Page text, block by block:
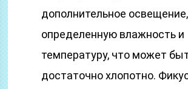
дополнительное освещение,
определенную влажность и
температуру, что может
достаточно хлопотно.